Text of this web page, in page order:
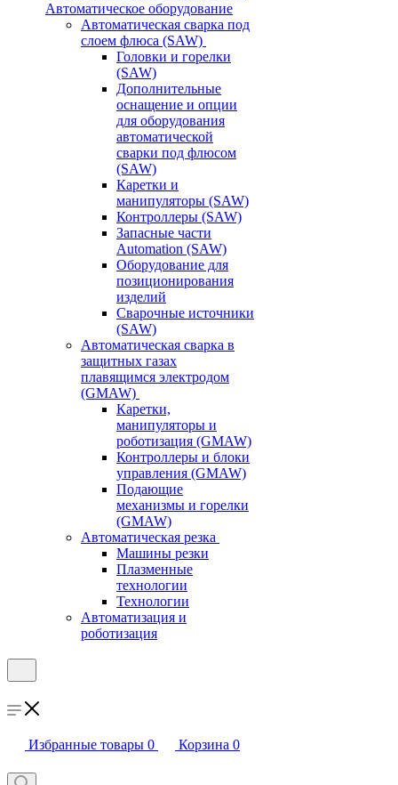
Автоматическое оборудование
Автоматическая сварка под
слоем флюса (SAW)
Головки и горелки
(SAW)
Дополнительные
оснащение и опции
для оборудования
автоматической
сварки под флюсом
(SAW)
Каретки и
манипуляторы (SAW)
Контроллеры (SAW)
Запасные части
Automation (SAW)
Оборудование для
позиционирования
изделий
Сварочные источники
(SAW)
Автоматическая сварка в
защитных газах
плавящимся электродом
(GMAW)
Каретки,
манипуляторы и
роботизация (GMAW)
Контроллеры и блоки
управления (GMAW)
Подающие
механизмы и горелки
(GMAW)
Автоматическая резка
Машины резки
Плазменные
технологии
Технологии
Автоматизация и
роботизация
Избранные товары 0 Корзина 0